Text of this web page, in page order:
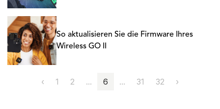
So aktualisieren Sie die Firmware Ihres
Wireless GO II
‹ 1 2 ... 6 ... 31 32 ›